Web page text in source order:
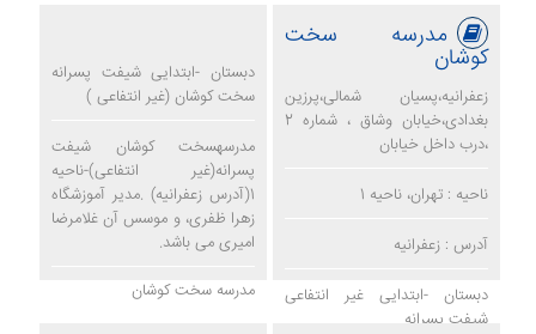
مدرسه سخت
کوشان
زعفرانیه،پسیان شمالی،پرزین
بغدادی،خیابان وشاق ، شماره 2
،درب داخل خیابان
ناحیه : تهران، ناحیه 1
آدرس : زعفرانیه
دبستان -ابتدایی غیر انتفاعی
شیفت پسرانه
دبستان -ابتدایی شیفت پسرانه
سخت کوشان (غیر انتفاعی )
مدرسهسخت کوشان شیفت
پسرانه(غیر انتفاعی)-ناحیه
1(آدرس زعفرانیه) .مدیر آموزشگاه
زهرا ظفری، و موسس آن غلامرضا
امیری می باشد.
مدرسه سخت کوشان